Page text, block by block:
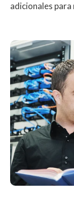
adicionales